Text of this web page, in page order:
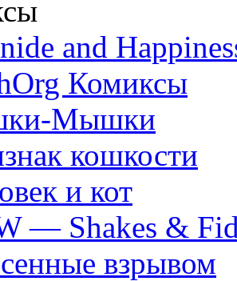
and
Комиксы
Мышки
кошкости
и кот
— Shakes &
взрывом